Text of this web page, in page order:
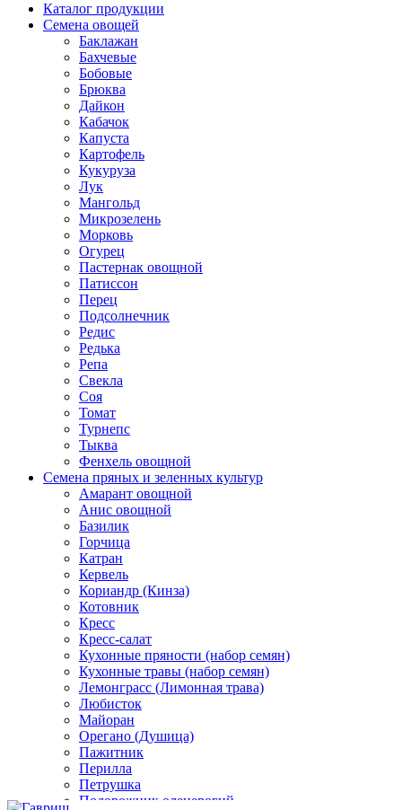
Каталог продукции
Семена овощей
Баклажан
Бахчевые
Бобовые
Брюква
Дайкон
Кабачок
Капуста
Картофель
Кукуруза
Лук
Мангольд
Микрозелень
Морковь
Огурец
Пастернак овощной
Патиссон
Перец
Подсолнечник
Редис
Редька
Репа
Свекла
Соя
Томат
Турнепс
Тыква
Фенхель овощной
Семена пряных и зеленных культур
Амарант овощной
Анис овощной
Базилик
Горчица
Катран
Кервель
Кориандр (Кинза)
Котовник
Кресс
Кресс-салат
Кухонные пряности (набор семян)
Кухонные травы (набор семян)
Лемонграсс (Лимонная трава)
Любисток
Майоран
Орегано (Душица)
Пажитник
Перилла
Петрушка
Подорожник оленерогий